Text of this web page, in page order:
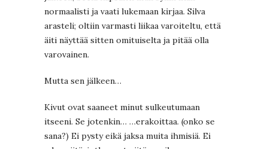
normaalisti ja vaati lukemaan kirjaa. Silva
arasteli; oltiin varmasti liikaa varoiteltu, että
äiti näyttää sitten omituiselta ja pitää olla
varovainen.
Mutta sen jälkeen…
Kivut ovat saaneet minut sulkeutumaan
itseeni. Se jotenkin… …erakoittaa. (onko se
sana?) Ei pysty eikä jaksa muita ihmisiä. Ei